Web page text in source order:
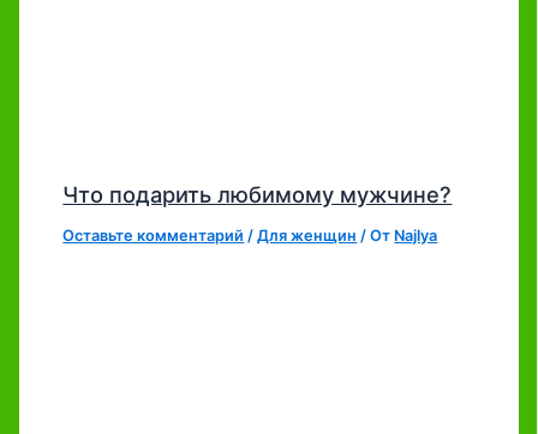
Что подарить любимому мужчине?
Оставьте комментарий /Для женщин / От Najlya